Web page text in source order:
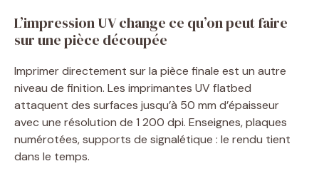
L’impression UV change ce qu’on peut faire
sur une pièce découpée
Imprimer directement sur la pièce finale est un autre
niveau de finition. Les imprimantes UV flatbed
attaquent des surfaces jusqu’à 50 mm d’épaisseur
avec une résolution de 1 200 dpi. Enseignes, plaques
numérotées, supports de signalétique : le rendu tient
dans le temps.